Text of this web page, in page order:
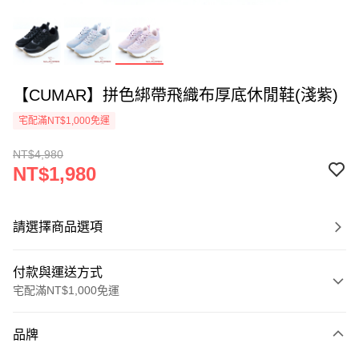
【CUMAR】拼色綁帶飛織布厚底休閒鞋(淺紫)
宅配滿NT$1,000免運
NT$4,980
NT$1,980
請選擇商品選項
付款與運送方式
宅配滿NT$1,000免運
信用卡一次付款
品牌